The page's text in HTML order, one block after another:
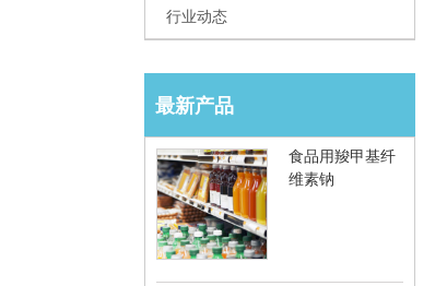
行业动态
最新产品
食品用羧甲基纤
维素钠